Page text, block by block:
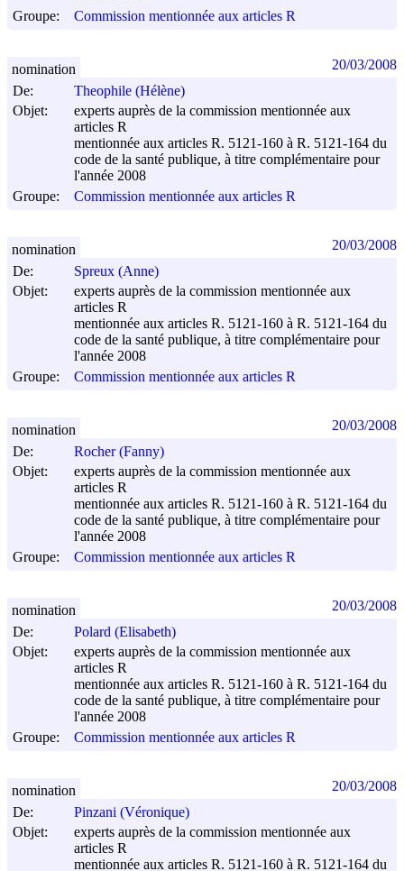
Groupe:
Commission mentionnée aux articles R
De:
Theophile (Hélène)
Objet:
experts auprès de la commission mentionnée aux
articles R
mentionnée aux articles R. 5121-160 à R. 5121-164 du
code de la santé publique, à titre complémentaire pour
l'année 2008
Groupe:
Commission mentionnée aux articles R
nomination 20/03/2008
De:
Spreux (Anne)
Objet:
experts auprès de la commission mentionnée aux
articles R
mentionnée aux articles R. 5121-160 à R. 5121-164 du
code de la santé publique, à titre complémentaire pour
l'année 2008
Groupe:
Commission mentionnée aux articles R
nomination 20/03/2008
De:
Rocher (Fanny)
Objet:
experts auprès de la commission mentionnée aux
articles R
mentionnée aux articles R. 5121-160 à R. 5121-164 du
code de la santé publique, à titre complémentaire pour
l'année 2008
Groupe:
Commission mentionnée aux articles R
nomination 20/03/2008
De:
Polard (Elisabeth)
Objet:
experts auprès de la commission mentionnée aux
articles R
mentionnée aux articles R. 5121-160 à R. 5121-164 du
code de la santé publique, à titre complémentaire pour
l'année 2008
Groupe:
Commission mentionnée aux articles R
nomination 20/03/2008
De:
Pinzani (Véronique)
Objet:
experts auprès de la commission mentionnée aux
articles R
mentionnée aux articles R. 5121-160 à R. 5121-164 du
nomination 20/03/2008